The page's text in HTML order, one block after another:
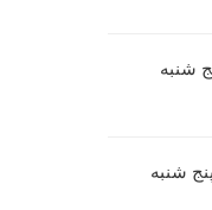
اندو (۵)/ پنج شنبه
پروتز (۶)/ پنج شنبه